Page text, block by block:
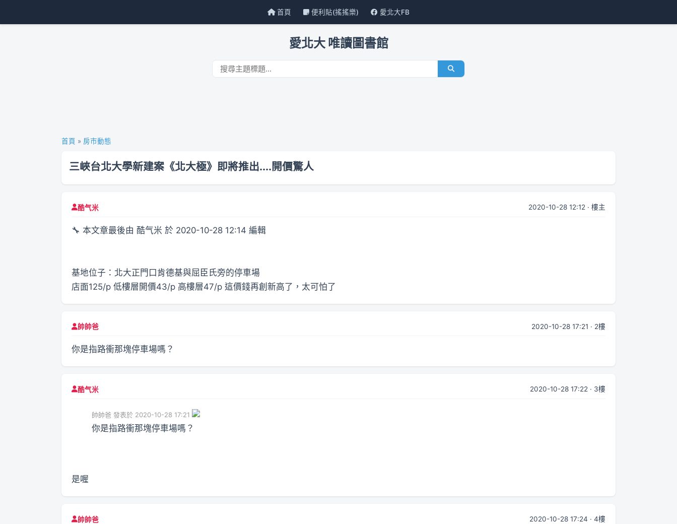
首頁 便利貼(搖搖樂) 愛北大FB
愛北大 唯讀圖書館
首頁 » 房市動態
三峽台北大學新建案《北大極》即將推出....開價驚人
酷气米 2020-10-28 12:12 · 樓主
🔧 本文章最後由 酷气米 於 2020-10-28 12:14 編輯
基地位子：北大正門口肯德基與屈臣氏旁的停車場
店面125/p 低樓層開價43/p 高樓層47/p 這價錢再創新高了，太可怕了
帥帥爸 2020-10-28 17:21 · 2樓
你是指路衝那塊停車場嗎？
酷气米 2020-10-28 17:22 · 3樓
帥帥爸 發表於 2020-10-28 17:21
你是指路衝那塊停車場嗎？
是喔
帥帥爸 2020-10-28 17:24 · 4樓